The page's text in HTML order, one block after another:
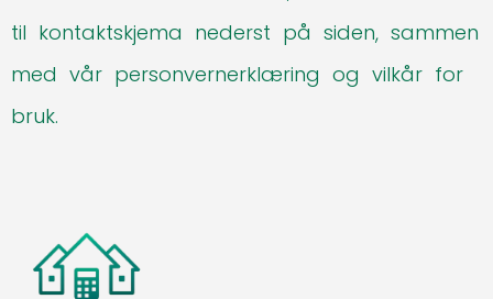
til kontaktskjema nederst på siden, sammen
med vår personvernerklæring og vilkår for
bruk.